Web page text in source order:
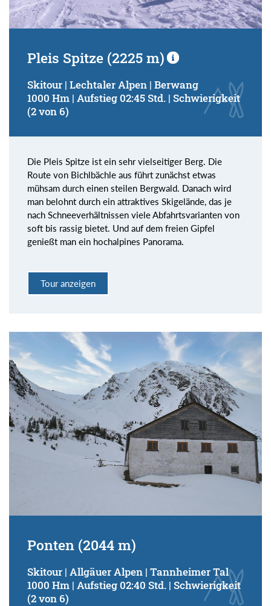
Pleis Spitze (2225 m)
Skitour | Lechtaler Alpen | Berwang
1000 Hm | Aufstieg 02:45 Std. | Schwierigkeit
(2 von 6)
Die Pleis Spitze ist ein sehr vielseitiger Berg. Die
Route von Bichlbächle aus führt zunächst etwas
mühsam durch einen steilen Bergwald. Danach wird
man belohnt durch ein attraktives Skigelände, das je
nach Schneeverhältnissen viele Abfahrtsvarianten von
soft bis rassig bietet. Und auf dem freien Gipfel
genießt man ein hochalpines Panorama.
Tour anzeigen
Ponten (2044 m)
Skitour | Allgäuer Alpen | Tannheimer Tal
1000 Hm | Aufstieg 02:40 Std. | Schwierigkeit
(2 von 6)